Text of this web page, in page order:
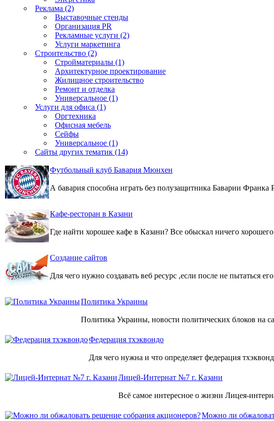
Реклама (2)
Выставочные стенды
Организация PR
Рекламные услуги (2)
Услуги маркетинга
Строительство (2)
Стройматериалы (1)
Архитектурное проектирование
Жилищное строительство
Ремонт и отделка
Универсальное (1)
Услуги для офиса (1)
Оргтехника
Офисная мебель
Сейфы
Универсальное (1)
Сайты других тематик (14)
Футбольный клуб Бавария Мюнхен
А бавария способна играть без полузащитника Баварии Франка
Кафе-ресторан в Казани
Где найти хорошее кафе в Казани? Все обыскал ничего
Создание сайтов
Для чего нужно создавать веб ресурс ,если после не пытаться
Политика Украины
Политика Украины, новости политических блоков на
Федерация тхэквондо
Для чего нужна и что определяет федерация
Лицей-Интернат №7 г. Казани
Всё самое интересное о жизни Лицея-
Можно ли